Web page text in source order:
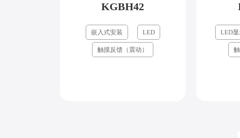
KGBH42
嵌入式安装 LED
触摸反馈（震动）
LED